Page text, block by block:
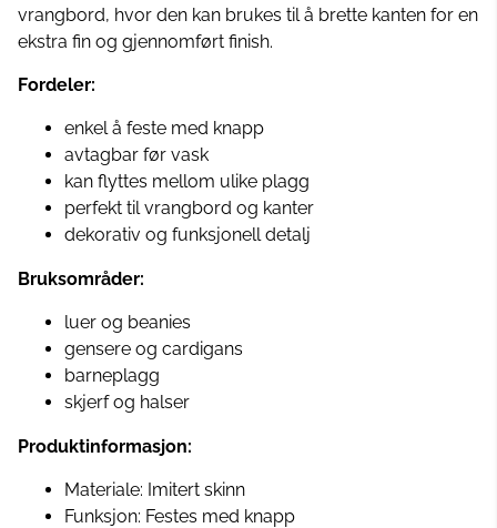
vrangbord, hvor den kan brukes til å brette kanten for en
ekstra fin og gjennomført finish.
Fordeler:
enkel å feste med knapp
avtagbar før vask
kan flyttes mellom ulike plagg
perfekt til vrangbord og kanter
dekorativ og funksjonell detalj
Bruksområder:
luer og beanies
gensere og cardigans
barneplagg
skjerf og halser
Produktinformasjon:
Materiale: Imitert skinn
Funksjon: Festes med knapp